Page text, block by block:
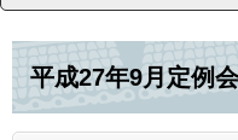
平成27年9月定例